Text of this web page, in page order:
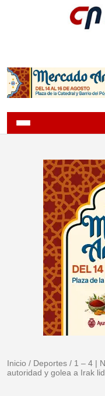
Inicio / Deportes / 1 – 4 |
autoridad y golea a Irak